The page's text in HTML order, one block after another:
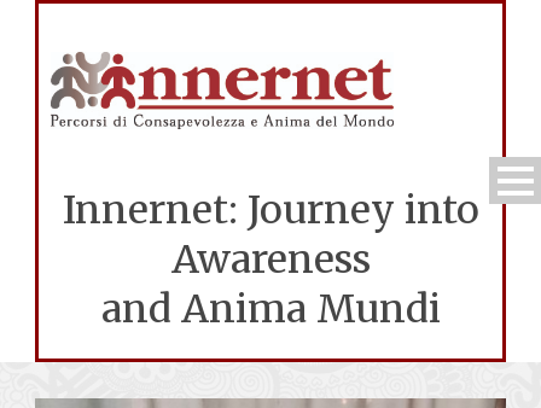
Innernet: Journey into
Awareness
and Anima Mundi